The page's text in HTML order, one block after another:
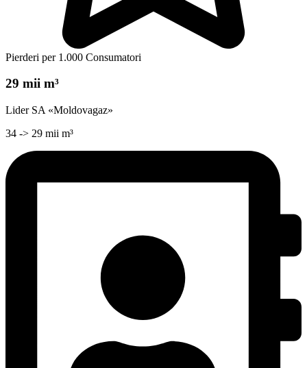
Pierderi per 1.000 Consumatori
29 mii m³
Lider SA «Moldovagaz»
34 -> 29 mii m³